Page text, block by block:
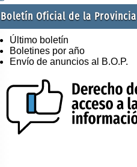
Boletín Oficial de la Provincia
Último boletín
Boletines por año
Envío de anuncios al B.O.P.